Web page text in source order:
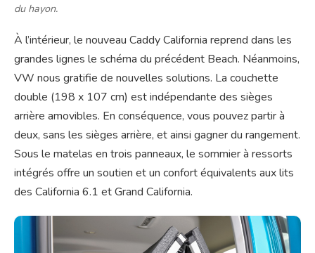
du hayon.
À l’intérieur, le nouveau Caddy California reprend dans les
grandes lignes le schéma du précédent Beach. Néanmoins,
VW nous gratifie de nouvelles solutions. La couchette
double (198 x 107 cm) est indépendante des sièges
arrière amovibles. En conséquence, vous pouvez partir à
deux, sans les sièges arrière, et ainsi gagner du rangement.
Sous le matelas en trois panneaux, le sommier à ressorts
intégrés offre un soutien et un confort équivalents aux lits
des California 6.1 et Grand California.